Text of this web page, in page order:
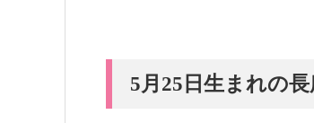
5月25日生まれの長